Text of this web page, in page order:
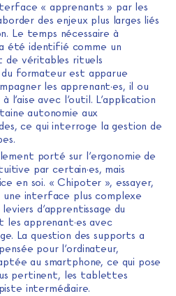
« apprenants » par les
des enjeux plus larges liés
Le temps nécessaire à
été identifié comme un
de véritables rituels
du formateur est apparue
les apprenant·es, il ou
l’aise avec l’outil. L’application
autonomie aux
ce qui interroge la gestion de
porté sur l’ergonomie de
par certain·es, mais
en soi. « Chipoter », essayer,
une interface plus complexe
d’apprentissage du
les apprenant·es avec
La question des supports a
pour l’ordinateur,
au smartphone, ce qui pose
pertinent, les tablettes
intermédiaire.